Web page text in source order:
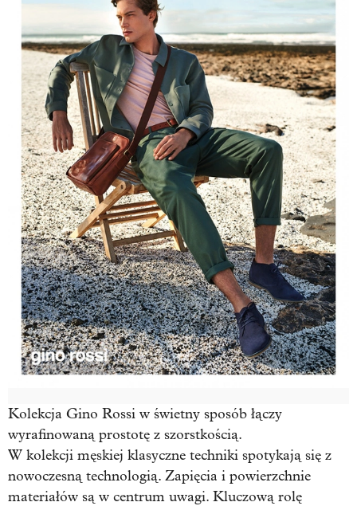
Kolekcja Gino Rossi w świetny sposób łączy
wyrafinowaną prostotę z szorstkością.
W kolekcji męskiej klasyczne techniki spotykają się z
nowoczesną technologią. Zapięcia i powierzchnie
materiałów są w centrum uwagi. Kluczową rolę